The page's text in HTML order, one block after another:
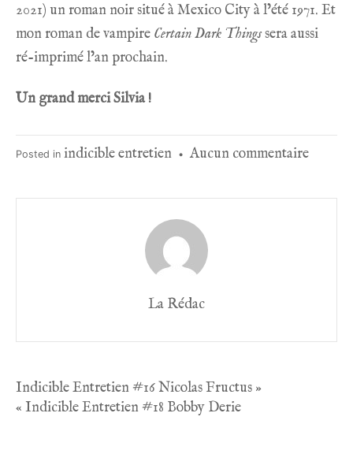
2021) un roman noir situé à Mexico City à l’été 1971. Et
mon roman de vampire Certain Dark Thingssera aussi
ré-imprimé l’an prochain.
Un grand merci Silvia !
Posted in indicible entretien •Aucun commentairesur
Silvia
La Rédac
Navigation
Indicible Entretien #16 Nicolas Fructus »
« Indicible Entretien #18 Bobby Derie